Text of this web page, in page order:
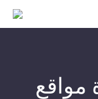
مواقع